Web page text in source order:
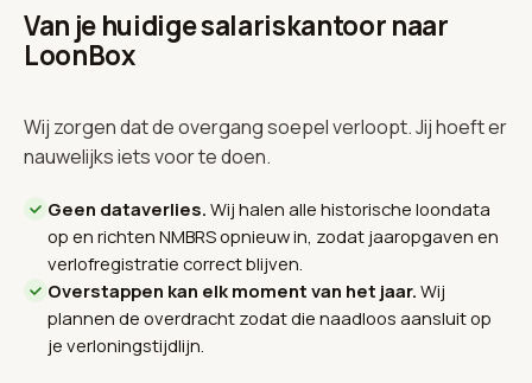
Van je huidige salariskantoor naar
LoonBox
Wij zorgen dat de overgang soepel verloopt. Jij hoeft er
nauwelijks iets voor te doen.
Geen dataverlies. Wij halen alle historische loondata
op en richten NMBRS opnieuw in, zodat jaaropgaven en
verlofregistratie correct blijven.
Overstappen kan elk moment van het jaar. Wij
plannen de overdracht zodat die naadloos aansluit op
je verloningstijdlijn.